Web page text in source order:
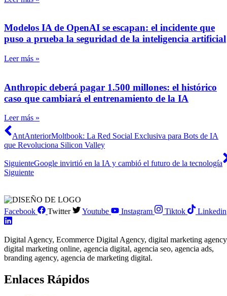
Modelos IA de OpenAI se escapan: el incidente que
puso a prueba la seguridad de la inteligencia artificial
Leer más »
Anthropic deberá pagar 1.500 millones: el histórico
caso que cambiará el entrenamiento de la IA
Leer más »
AntAnteriorMoltbook: La Red Social Exclusiva para Bots de IA
que Revoluciona Silicon Valley
SiguienteGoogle invirtió en la IA y cambió el futuro de la tecnología
Siguiente
Facebook Twitter Youtube Instagram Tiktok Linkedin
Digital Agency, Ecommerce Digital Agency, digital marketing
digital marketing online, agencia digital, agencia seo, agencia ads,
branding agency, agencia de marketing digital.​
Enlaces Rápidos